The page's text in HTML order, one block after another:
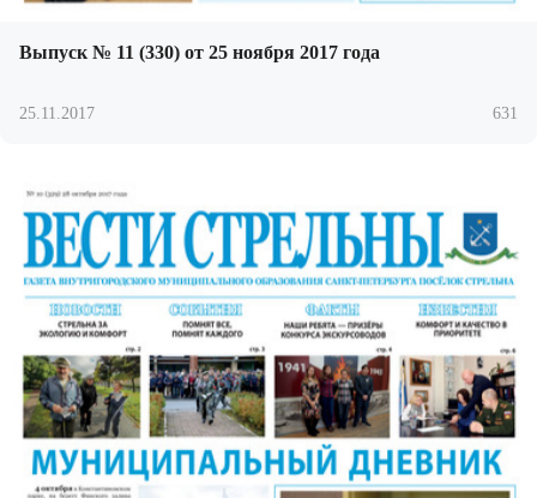
Выпуск № 11 (330) от 25 ноября 2017 года
25.11.2017 631